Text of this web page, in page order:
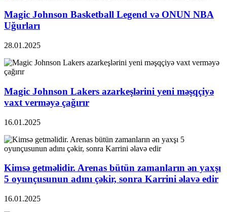
Magic Johnson Basketball Legend və ONUN NBA
Uğurları
28.01.2025
Magic Johnson Lakers azarkeşlərini yeni məşqçiyə
vaxt verməyə çağırır
16.01.2025
Kimsə getməlidir. Arenas bütün zamanların ən yaxşı
5 oyunçusunun adını çəkir, sonra Karrini əlavə edir
16.01.2025